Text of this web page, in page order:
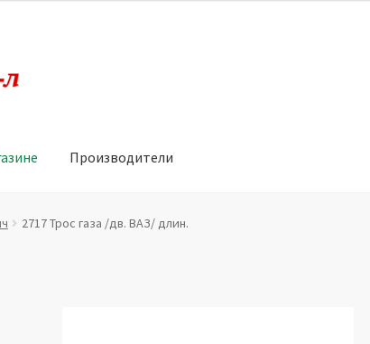
Производители
Политика в отношении обработки персональных данных
2717 Трос газа /дв. ВАЗ/ длин.